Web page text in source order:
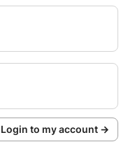
Login to my account →